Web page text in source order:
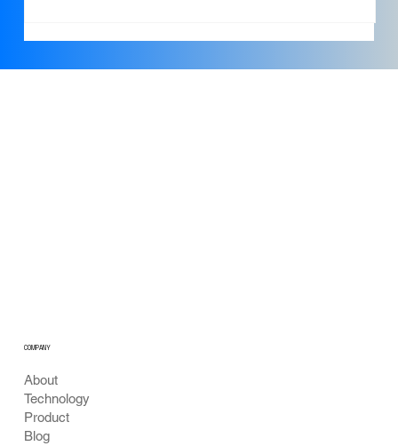
About
Technology
Product
Blog
COMPANY